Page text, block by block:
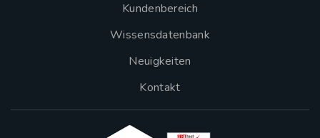
Kundenbereich
Wissensdatenbank
Neuigkeiten
Kontakt